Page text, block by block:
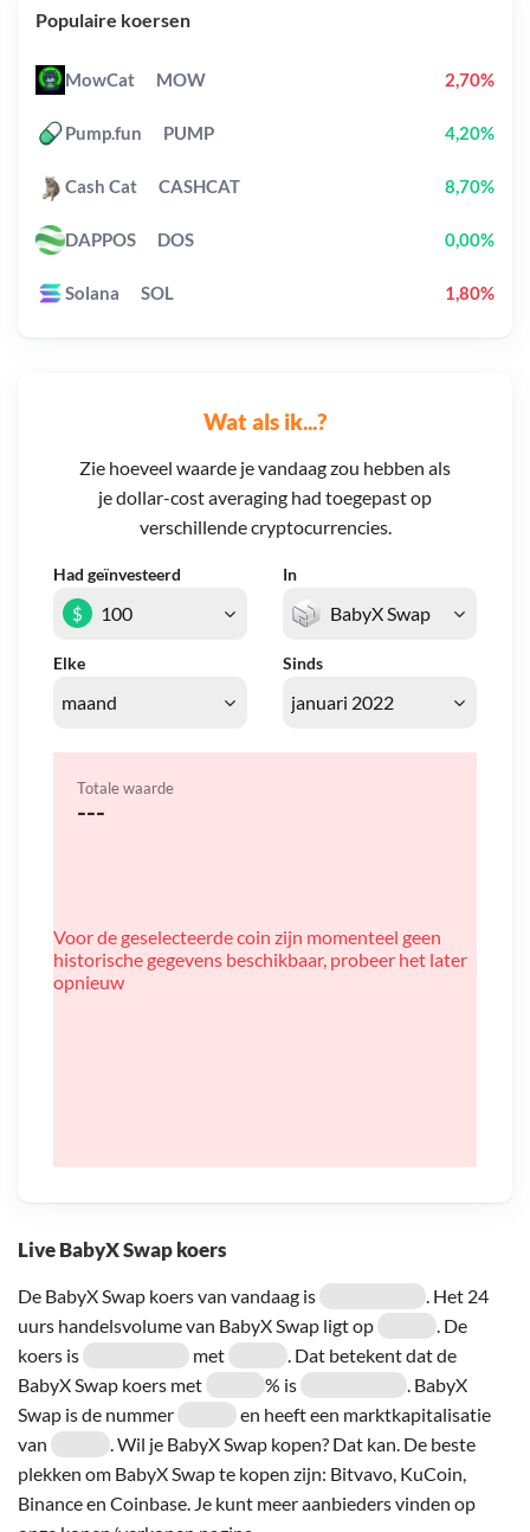
Live BabyX Swap koers
De BabyX Swap koers van vandaag is
. Het 24
uurs handelsvolume van BabyX Swap ligt op
. De
koers is
met
. Dat betekent dat de
BabyX Swap koers met
% is
. BabyX
Swap is de nummer
en heeft een marktkapitalisatie
van
. Wil je BabyX Swap kopen? Dat kan. De beste
plekken om BabyX Swap te kopen zijn: Bitvavo, KuCoin,
Binance en Coinbase. Je kunt meer aanbieders vinden op
Wat als ik...?
Zie hoeveel waarde je vandaag zou hebben als
je dollar-cost averaging had toegepast op
verschillende cryptocurrencies.
Had geïnvesteerd In
Elke Sinds
$
Totale waarde
---
Voor de geselecteerde coin zijn momenteel geen
historische gegevens beschikbaar, probeer het later
opnieuw
Populaire koersen
MowCat MOW 2,70%
Pump.fun PUMP 4,20%
Cash Cat CASHCAT 8,70%
DAPPOS DOS 0,00%
Solana SOL 1,80%